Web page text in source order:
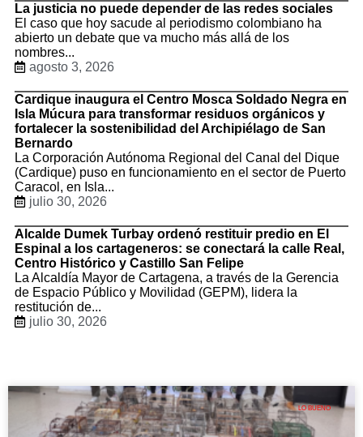
La justicia no puede depender de las redes sociales
El caso que hoy sacude al periodismo colombiano ha
abierto un debate que va mucho más allá de los
nombres...
agosto 3, 2026
Cardique inaugura el Centro Mosca Soldado Negra en
Isla Múcura para transformar residuos orgánicos y
fortalecer la sostenibilidad del Archipiélago de San
Bernardo
La Corporación Autónoma Regional del Canal del Dique
(Cardique) puso en funcionamiento en el sector de Puerto
Caracol, en Isla...
julio 30, 2026
Alcalde Dumek Turbay ordenó restituir predio en El
Espinal a los cartageneros: se conectará la calle Real,
Centro Histórico y Castillo San Felipe
La Alcaldía Mayor de Cartagena, a través de la Gerencia
de Espacio Público y Movilidad (GEPM), lidera la
restitución de...
julio 30, 2026
LO BUENO